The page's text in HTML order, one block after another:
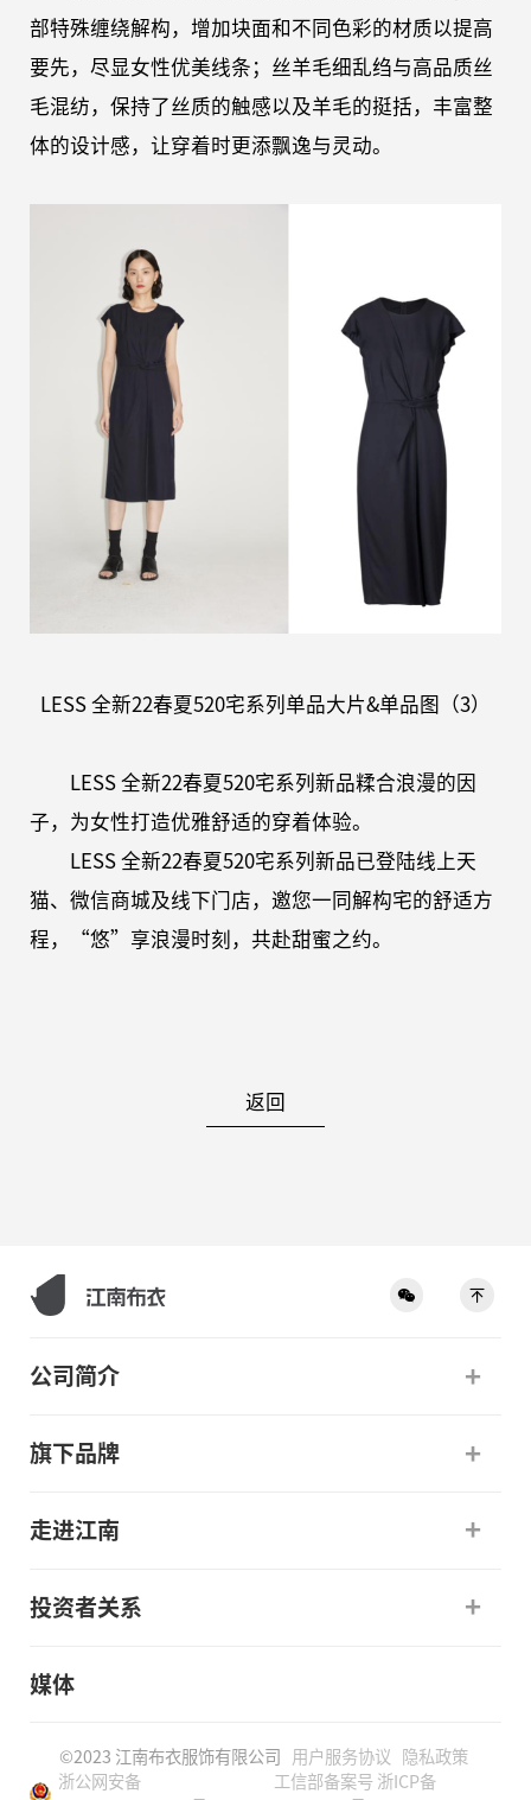
部特殊缠绕解构，增加块面和不同色彩的材质以提高
要先，尽显女性优美线条；丝羊毛细乱绉与高品质丝
毛混纺，保持了丝质的触感以及羊毛的挺括，丰富整
体的设计感，让穿着时更添飘逸与灵动。
LESS 全新22春夏520宅系列 单品大片&单品图 （3）
LESS 全新22春夏520宅系列新品糅合浪漫的因
子，为女性打造优雅舒适的穿着体验。
LESS 全新22春夏520宅系列新品已登陆线上天
猫、微信商城及线下门店，邀您一同解构宅的舒适方
程，
“悠”享浪漫时刻，共赴甜蜜之约。
返回
公司简介
旗下品牌
走进江南
投资者关系
媒体
©2023 江南布衣服饰有限公司 用户服务协议
隐私政策
浙公网安备
工信部备案号 浙ICP备